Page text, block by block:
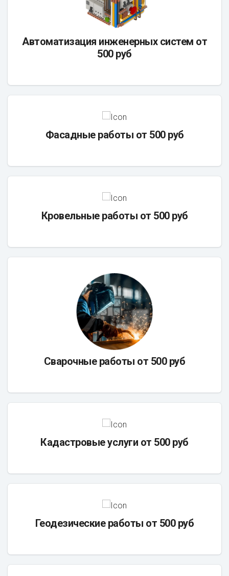
Автоматизация инженерных систем от
500 руб
Фасадные работы от 500 руб
Кровельные работы от 500 руб
Сварочные работы от 500 руб
Кадастровые услуги от 500 руб
Геодезические работы от 500 руб